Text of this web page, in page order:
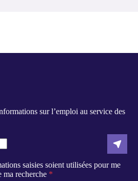
sur l’emploi au service des
saisies soient utilisées pour me
ma recherche